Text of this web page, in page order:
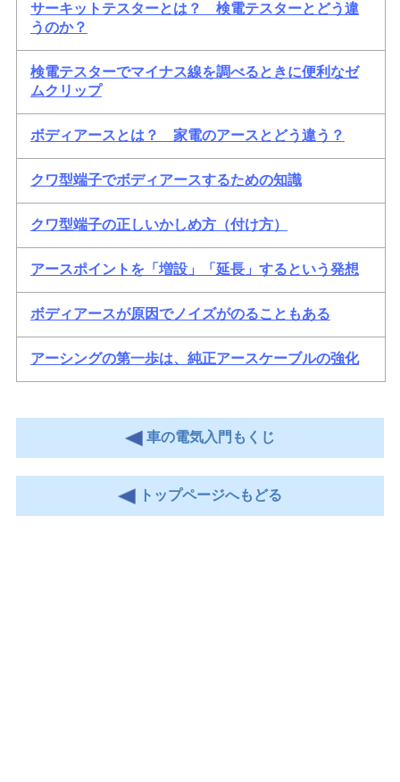
サーキットテスターとは？ 検電テスターとどう違
うのか？
検電テスターでマイナス線を調べるときに便利なゼ
ムクリップ
ボディアースとは？ 家電のアースとどう違う？
クワ型端子でボディアースするための知識
クワ型端子の正しいかしめ方（付け方）
アースポイントを「増設」「延長」するという発想
ボディアースが原因でノイズがのることもある
アーシングの第一歩は、純正アースケーブルの強化
車の電気入門もくじ
トップページへもどる